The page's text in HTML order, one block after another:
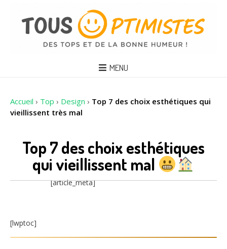
MENU
Accueil › Top › Design › Top 7 des choix esthétiques qui
vieillissent très mal
Top 7 des choix esthétiques
qui vieillissent mal
[article_meta]
[lwptoc]